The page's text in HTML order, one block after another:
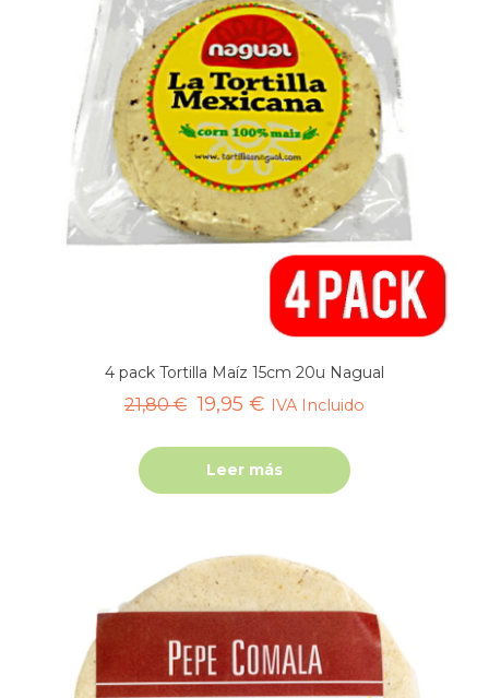
4 pack Tortilla Maíz 15cm 20u Nagual
21,80€ El
original
era:
19,95 € El
actual
es:
IVA Incluido
Leer más